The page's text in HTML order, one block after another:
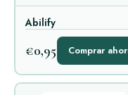
Abilify
€0,95 Comprar